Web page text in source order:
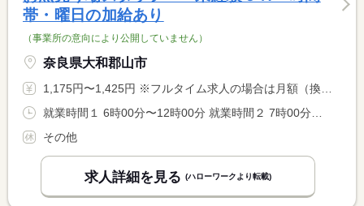
帯・曜日の加給あり
（事業所の意向により公開していません）
奈良県大和郡山市
1,175円〜1,425円 ※フルタイム求人の場合は月額（換算額）、パート求人の場合は時間額を表示しています。
就業時間１ 6時00分〜12時00分 就業時間２ 7時00分〜13時00分 就業時間３ 17時00分〜22時00分 就業時間に関する特記事項 （１）包丁技術のある方 <BR> （２）包丁技術のない方 <BR> ＊就業時間は応相談 <BR> ＊学生アルバイトについては就業時間（３）の時間帯となります。
その他
求人詳細を見る (ハローワークより転載)